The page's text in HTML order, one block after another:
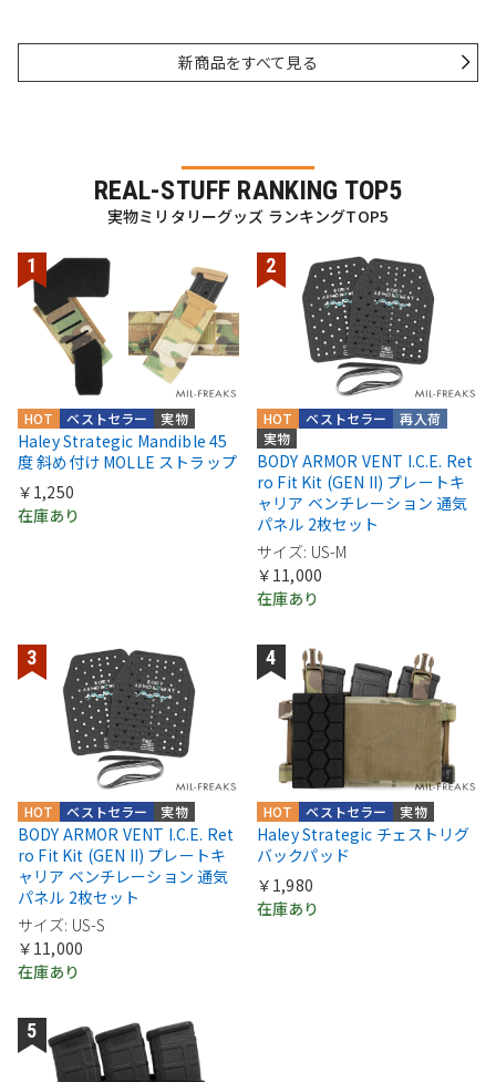
新商品をすべて見る
REAL-STUFF RANKING TOP5
実物ミリタリーグッズ ランキングTOP5
実物
ベストセラー
HOT
Haley Strategic Mandible 45
度 斜め付け MOLLE ストラップ
￥1,250
在庫あり
実物
再入荷
ベストセラー
HOT
BODY ARMOR VENT I.C.E. Ret
ro Fit Kit (GEN II) プレートキ
ャリア ベンチレーション 通気
パネル 2枚セット
サイズ: US-M
￥11,000
在庫あり
実物
ベストセラー
HOT
BODY ARMOR VENT I.C.E. Ret
ro Fit Kit (GEN II) プレートキ
ャリア ベンチレーション 通気
パネル 2枚セット
サイズ: US-S
￥11,000
在庫あり
実物
ベストセラー
HOT
Haley Strategic チェストリグ
バックパッド
￥1,980
在庫あり